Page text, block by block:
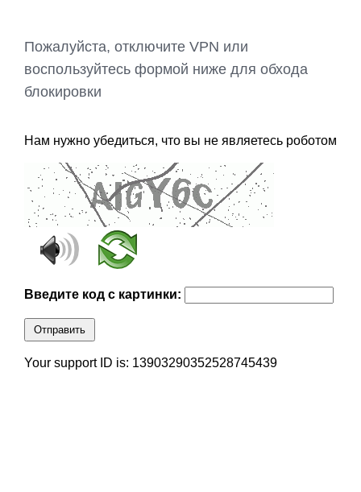
Пожалуйста, отключите VPN или
воспользуйтесь формой ниже для обхода
блокировки
Нам нужно убедиться, что вы не являетесь роботом
Введите код с картинки:
Отправить
Your support ID is: 13903290352528745439